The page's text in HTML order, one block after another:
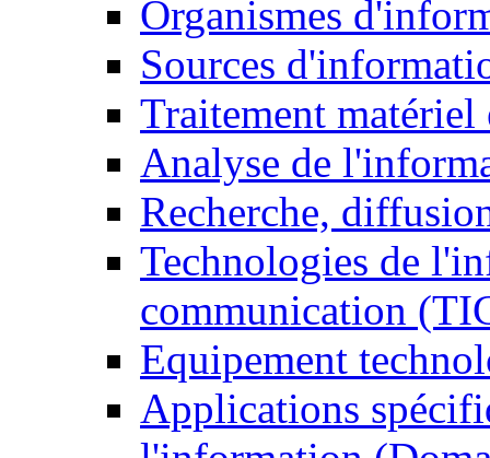
Organismes
Sources
Traitement matériel
Analyse de
Recherche,
Technologies de
communication
Equipement
Applications